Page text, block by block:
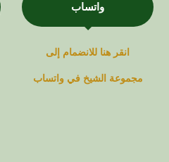
واتساب
انقر هنا للانضمام إلى
مجموعة الشيخ فيواتساب